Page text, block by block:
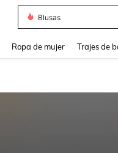
Blusas
Ropa de mujer Trajes de